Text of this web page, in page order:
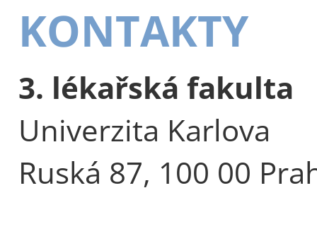
KONTAKTY
3. lékařská fakulta
Univerzita Karlova
Ruská 87, 100 00